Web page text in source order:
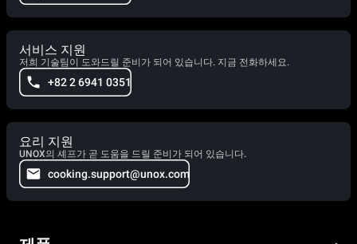
서비스 지원
저희 기술팀이 도와드릴 준비가 되어 있습니다. 지금 전화하세요.
+82 2 6941 0351
요리 지원
UNOX의 셰프가 곧 도움을 드릴 준비가 되어 있습니다.
cooking.support@unox.com